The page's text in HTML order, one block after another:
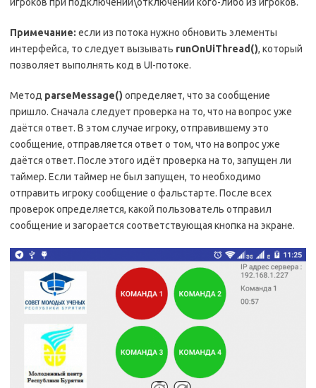
игроков при подключении\отключении кого-либо из игроков.
Примечание: если из потока нужно обновить элементы
интерфейса, то следует вызывать runOnUiThread(), который
позволяет выполнять код в UI-потоке.
Метод parseMessage() определяет, что за сообщение
пришло. Сначала следует проверка на то, что на вопрос уже
даётся ответ. В этом случае игроку, отправившему это
сообщение, отправляется ответ о том, что на вопрос уже
даётся ответ. После этого идёт проверка на то, запущен ли
таймер. Если таймер не был запущен, то необходимо
отправить игроку сообщение о фальстарте. После всех
проверок определяется, какой пользователь отправил
сообщение и загорается соответствующая кнопка на экране.